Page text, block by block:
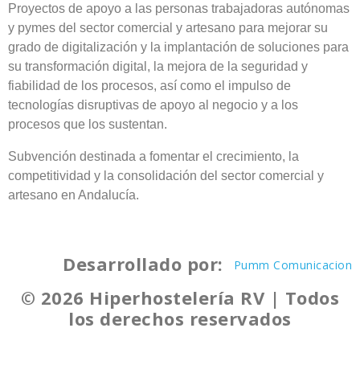
Proyectos de apoyo a las personas trabajadoras autónomas
y pymes del sector comercial y artesano para mejorar su
grado de digitalización y la implantación de soluciones para
su transformación digital, la mejora de la seguridad y
fiabilidad de los procesos, así como el impulso de
tecnologías disruptivas de apoyo al negocio y a los
procesos que los sustentan.
Subvención destinada a fomentar el crecimiento, la
competitividad y la consolidación del sector comercial y
artesano en Andalucía.
Desarrollado por: Pumm Comunicacion
© 2026 Hiperhostelería RV | Todos
los derechos reservados